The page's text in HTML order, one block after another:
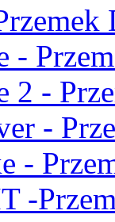
-
2 -
-
-
-